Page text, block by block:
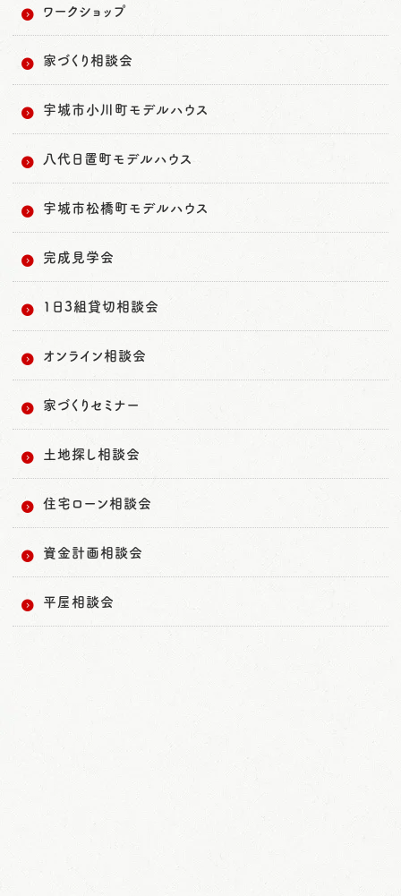
ワークショップ
家づくり相談会
宇城市小川町モデルハウス
八代日置町モデルハウス
宇城市松橋町モデルハウス
完成見学会
1日3組貸切相談会
オンライン相談会
家づくりセミナー
土地探し相談会
住宅ローン相談会
資金計画相談会
平屋相談会